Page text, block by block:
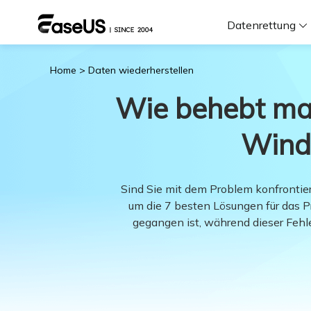
Datenrettung
Home > Daten wiederherstellen
Wie behebt
Sind Sie mit dem Problem
um die 7 besten Lösungen für das
gegangen ist, während dieser